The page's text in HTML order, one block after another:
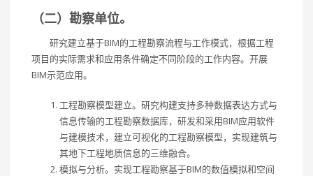
（二）勘察单位。
研究建立基于BIM的工程勘察流程与工作模式，根据工程
项目的实际需求和应用条件确定不同阶段的工作内容。开展
BIM示范应用。
工程勘察模型建立。研究构建支持多种数据表达方式与
信息传输的工程勘察数据库，研发和采用BIM应用软件
与建模技术，建立可视化的工程勘察模型，实现建筑与
其地下工程地质信息的三维融合。
模拟与分析。实现工程勘察基于BIM的数值模拟和空间